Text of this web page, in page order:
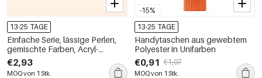
13-25 TAGE
Einfache Serie, lässige Perlen,
gemischte Farben, Acryl-
Handykette
€2,93
MOQ von 1 Stk.
-15%
13-25 TAGE
Handytaschen aus gewebtem
Polyester in Unifarben
€0,91 €1,07
MOQ von 1 Stk.